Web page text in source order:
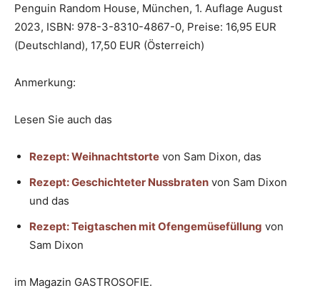
Penguin Random House, München, 1. Auflage August
2023, ISBN: 978-3-8310-4867-0, Preise: 16,95 EUR
(Deutschland), 17,50 EUR (Österreich)
Anmerkung:
Lesen Sie auch das
Rezept: Weihnachtstorte von Sam Dixon, das
Rezept: Geschichteter Nussbraten von Sam Dixon
und das
Rezept: Teigtaschen mit Ofengemüsefüllung von
Sam Dixon
im Magazin GASTROSOFIE.